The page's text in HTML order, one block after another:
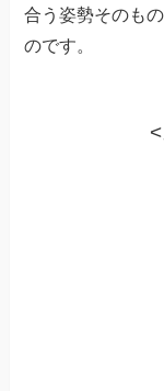
合う姿勢そのも
のです。